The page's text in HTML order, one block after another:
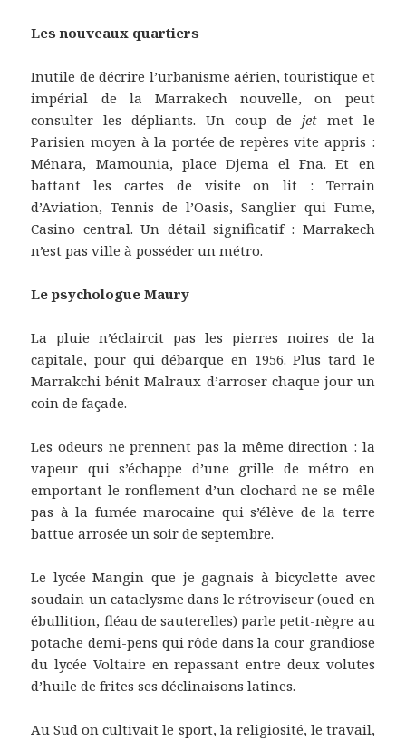
Les nouveaux quartiers
Inutile de décrire l’urbanisme aérien, touristique et
impérial de la Marrakech nouvelle, on peut
consulter les dépliants. Un coup de jetmet le
Parisien moyen à la portée de repères vite appris :
Ménara, Mamounia, place Djema el Fna. Et en
battant les cartes de visite on lit : Terrain
d’Aviation, Tennis de l’Oasis, Sanglier qui Fume,
Casino central. Un détail significatif : Marrakech
n’est pas ville à posséder un métro.
Le psychologue Maury
La pluie n’éclaircit pas les pierres noires de la
capitale, pour qui débarque en 1956. Plus tard le
Marrakchi bénit Malraux d’arroser chaque jour un
coin de façade.
Les odeurs ne prennent pas la même direction : la
vapeur qui s’échappe d’une grille de métro en
emportant le ronflement d’un clochard ne se mêle
pas à la fumée marocaine qui s’élève de la terre
battue arrosée un soir de septembre.
Le lycée Mangin que je gagnais à bicyclette avec
soudain un cataclysme dans le rétroviseur (oued en
ébullition, fléau de sauterelles) parle petit-nègre au
potache demi-pens qui rôde dans la cour grandiose
du lycée Voltaire en repassant entre deux volutes
d’huile de frites ses déclinaisons latines.
Au Sud on cultivait le sport, la religiosité, le travail,